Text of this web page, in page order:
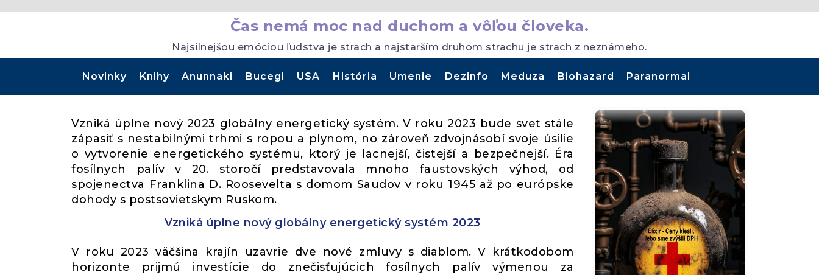
Čas nemá moc nad duchom a vôľou človeka.
Najsilnejšou emóciou ľudstva je strach a najstarším druhom strachu je strach z neznámeho.
Novinky Knihy Anunnaki Bucegi USA História Umenie Dezinfo Meduza Biohazard Paranormal
Vzniká úplne nový 2023 globálny energetický systém. V roku 2023 bude svet stále
zápasiť s nestabilnými trhmi s ropou a plynom, no zároveň zdvojnásobí svoje úsilie
o vytvorenie energetického systému, ktorý je lacnejší, čistejší a bezpečnejší. Éra
fosílnych palív v 20. storočí predstavovala mnoho faustovských výhod, od
spojenectva Franklina D. Roosevelta s domom Saudov v roku 1945 až po európske
dohody s postsovietskym Ruskom.
Vzniká úplne nový globálny energetický systém 2023
V roku 2023 väčšina krajín uzavrie dve nové zmluvy s diablom. V krátkodobom
horizonte prijmú investície do znečisťujúcich fosílnych palív výmenou za